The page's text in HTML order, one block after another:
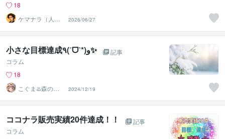
18
ケマナラ（人
事・採用コンサ
ルタント）
2026/06/27
小さな目標達成٩(ˊᗜˋ*)و✨
記事
コラム
18
こぐま♨️森のひ
みつ基地
2024/12/19
ココナラ販売実績20件達成！！
記事
コラム